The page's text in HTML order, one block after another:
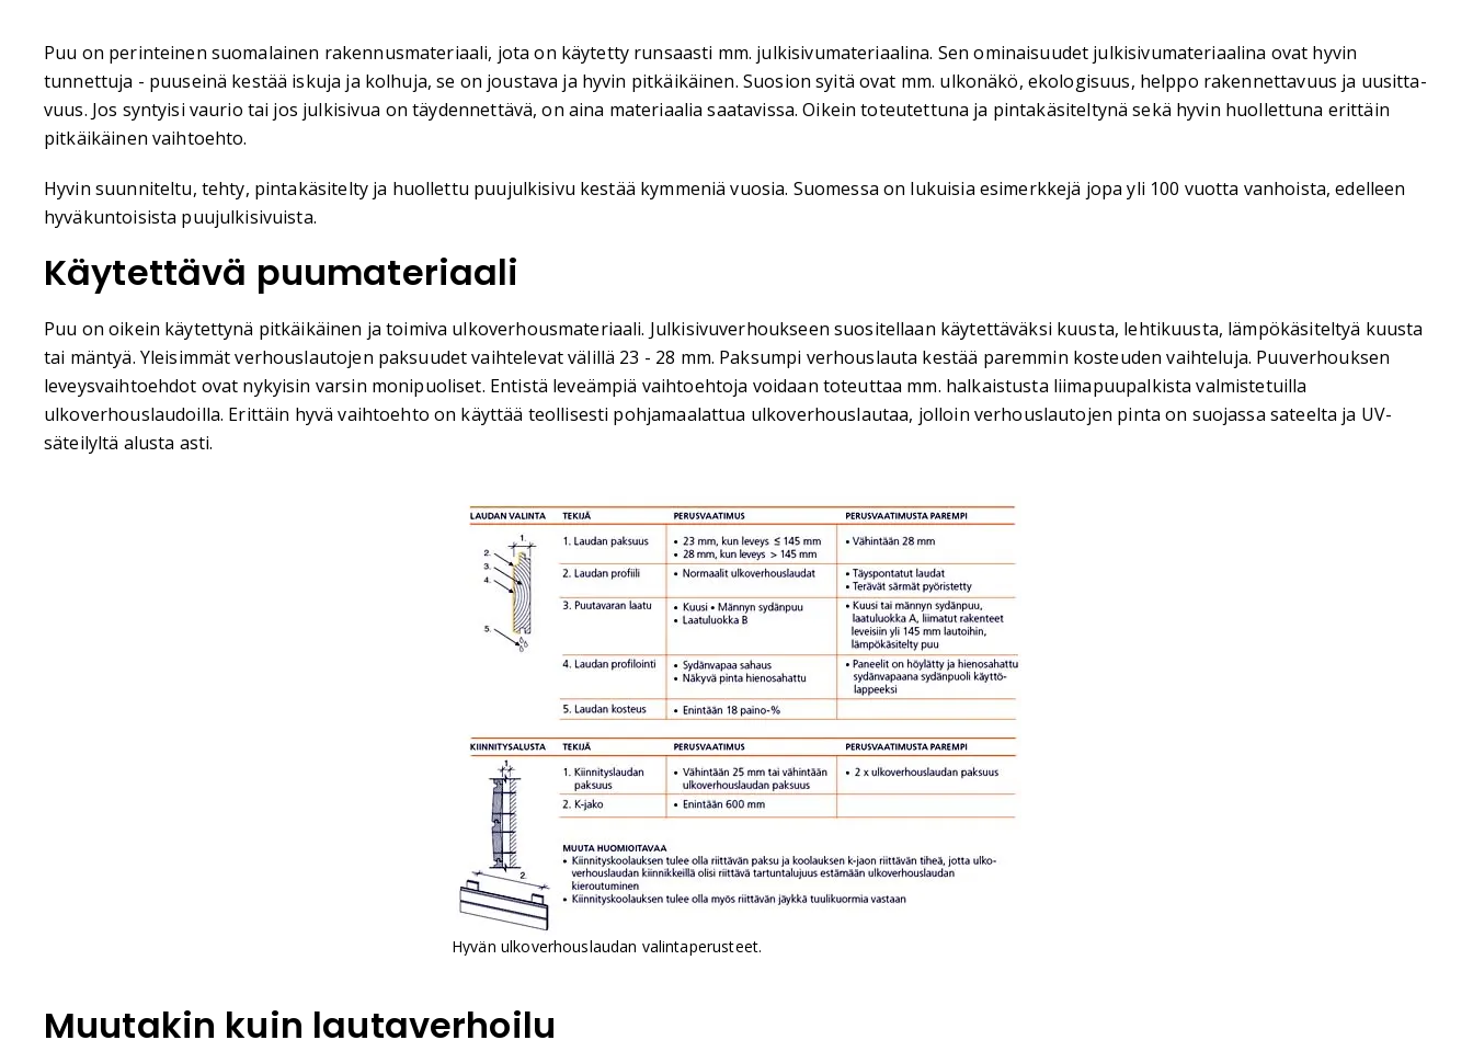
Puu on perinteinen suomalainen rakennusmateriaali, jota on käytetty runsaasti mm. julkisivumateriaalina. Sen ominaisuudet julkisivumateriaalina ovat hyvin
tunnettuja - puuseinä kestää iskuja ja kolhuja, se on joustava ja hyvin pitkäikäinen. Suo­sion syitä ovat mm. ul­ko­nä­kö, eko­lo­gi­suus, help­po ra­ken­net­ta­vuus ja uusi­tta­
vuus. Jos syntyisi vaurio tai jos julkisivua on täydennettävä, on aina materiaalia saatavissa. Oikein toteutettuna ja pintakäsiteltynä sekä hyvin huollettuna erittäin
pitkäikäinen vaihtoehto.
Hyvin suunniteltu, tehty, pintakäsitelty ja huollettu puujulkisivu kestää kymmeniä vuosia. Suomessa on lukuisia esimerkkejä jopa yli 100 vuotta vanhoista, edelleen
hyväkuntoisista puujulkisivuista.
Käytettävä puumateriaali
Puu on oikein käytettynä pitkäikäinen ja toimiva ulkoverhousmateriaali. Julkisivuverhoukseen suositellaan käytettäväksi kuusta, lehtikuusta, lämpökäsiteltyä kuusta
tai mäntyä. Yleisimmät verhouslautojen paksuudet vaihtelevat välillä 23 - 28 mm. Paksumpi verhouslauta kestää paremmin kosteuden vaihteluja. Puuverhouksen
leveysvaihtoehdot ovat nykyisin varsin monipuoliset. Entistä leveämpiä vaihtoehtoja voidaan toteuttaa mm. halkaistusta liimapuupalkista valmistetuilla
ulkoverhouslaudoilla. Erittäin hyvä vaihtoehto on käyttää teollisesti pohjamaalattua ulkoverhouslautaa, jolloin verhouslautojen pinta on suojassa sateelta ja UV-
säteilyltä alusta asti.
Hyvän ulkoverhouslaudan valintaperusteet.
Muutakin kuin lautaverhoilu